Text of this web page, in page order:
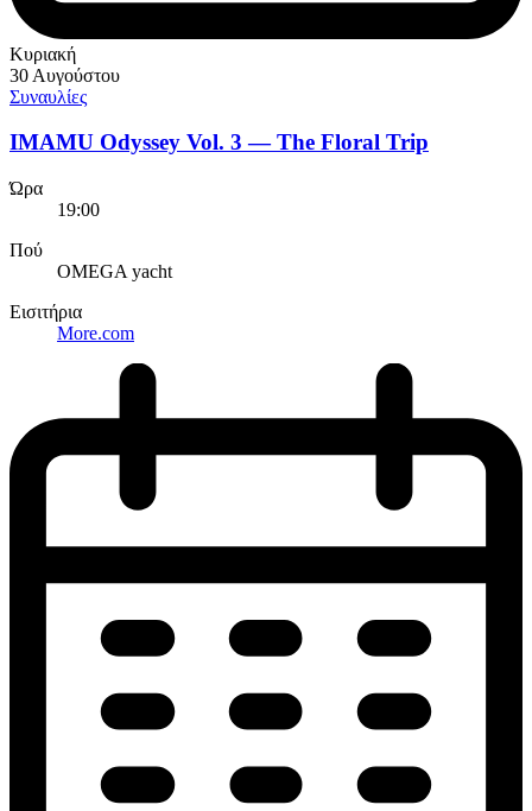
Κυριακή
30 Αυγούστου
Συναυλίες
IMAMU Odyssey Vol. 3 — The Floral Trip
Ώρα
19:00
Πού
OMEGA yacht
Εισιτήρια
More.com